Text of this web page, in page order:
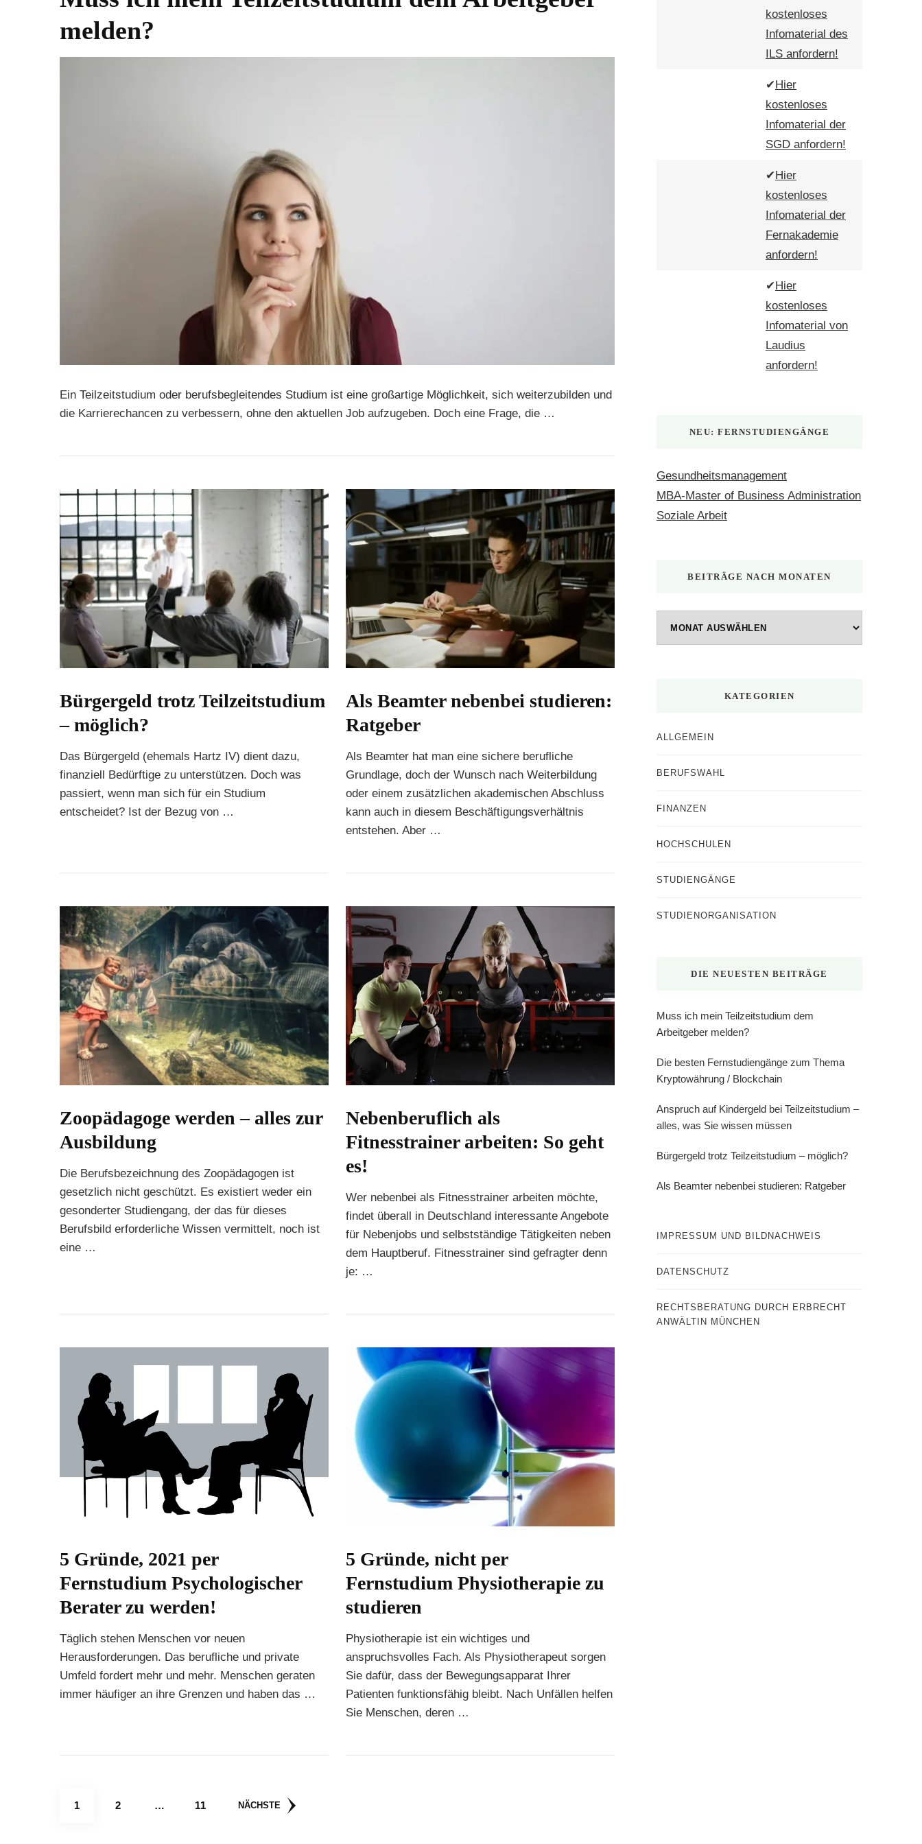
melden?
Ein Teilzeitstudium oder berufsbegleitendes Studium ist eine großartige Möglichkeit, sich weiterzubilden und
die Karrierechancen zu verbessern, ohne den aktuellen Job aufzugeben. Doch eine Frage, die …
Bürgergeld trotz Teilzeitstudium
– möglich?
Das Bürgergeld (ehemals Hartz IV) dient dazu,
finanziell Bedürftige zu unterstützen. Doch was
passiert, wenn man sich für ein Studium
entscheidet? Ist der Bezug von …
Als Beamter nebenbei studieren:
Ratgeber
Als Beamter hat man eine sichere berufliche
Grundlage, doch der Wunsch nach Weiterbildung
oder einem zusätzlichen akademischen Abschluss
kann auch in diesem Beschäftigungsverhältnis
entstehen. Aber …
Zoopädagoge werden – alles zur
Ausbildung
Die Berufsbezeichnung des Zoopädagogen ist
gesetzlich nicht geschützt. Es existiert weder ein
gesonderter Studiengang, der das für dieses
Berufsbild erforderliche Wissen vermittelt, noch ist
eine …
Nebenberuflich als
Fitnesstrainer arbeiten: So geht
es!
Wer nebenbei als Fitnesstrainer arbeiten möchte,
findet überall in Deutschland interessante Angebote
für Nebenjobs und selbstständige Tätigkeiten neben
dem Hauptberuf. Fitnesstrainer sind gefragter denn
je: …
5 Gründe, 2021 per
Fernstudium Psychologischer
Berater zu werden!
Täglich stehen Menschen vor neuen
Herausforderungen. Das berufliche und private
Umfeld fordert mehr und mehr. Menschen geraten
immer häufiger an ihre Grenzen und haben das …
5 Gründe, nicht per
Fernstudium Physiotherapie zu
studieren
Physiotherapie ist ein wichtiges und
anspruchsvolles Fach. Als Physiotherapeut sorgen
Sie dafür, dass der Bewegungsapparat Ihrer
Patienten funktionsfähig bleibt. Nach Unfällen helfen
Sie Menschen, deren …
Seitennummerierung
SEITE
1 SEITE
2 … SEITE
11 NÄCHSTE
kostenloses
Infomaterial des
ILS anfordern!
✔Hier
kostenloses
Infomaterial der
SGD anfordern!
✔Hier
kostenloses
Infomaterial der
Fernakademie
anfordern!
✔Hier
kostenloses
Infomaterial von
Laudius
anfordern!
NEU: FERNSTUDIENGÄNGE
Gesundheitsmanagement
MBA-Master of Business Administration
Soziale Arbeit
BEITRÄGE NACH MONATEN
KATEGORIEN
ALLGEMEIN
BERUFSWAHL
FINANZEN
HOCHSCHULEN
STUDIENGÄNGE
STUDIENORGANISATION
DIE NEUESTEN BEITRÄGE
Muss ich mein Teilzeitstudium dem
Arbeitgeber melden?
Die besten Fernstudiengänge zum Thema
Kryptowährung / Blockchain
Anspruch auf Kindergeld bei Teilzeitstudium –
alles, was Sie wissen müssen
Bürgergeld trotz Teilzeitstudium – möglich?
Als Beamter nebenbei studieren: Ratgeber
IMPRESSUM UND BILDNACHWEIS
DATENSCHUTZ
RECHTSBERATUNG DURCH ERBRECHT
ANWÄLTIN MÜNCHEN